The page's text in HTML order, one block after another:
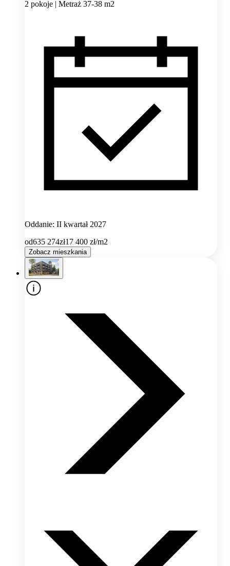
2 pokoje | Metraż 37-38 m2
Oddanie: II kwartał 2027
od635 274zł17 400 zł/m2
Zobacz mieszkania